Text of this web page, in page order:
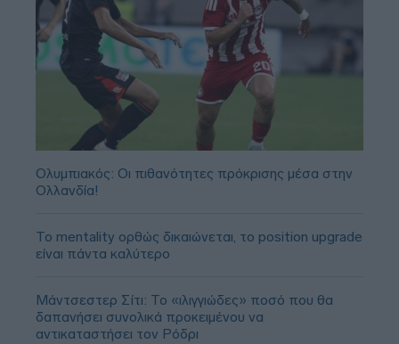
Ολυμπιακός: Οι πιθανότητες πρόκρισης μέσα στην
Ολλανδία!
Το mentality ορθώς δικαιώνεται, το position upgrade
είναι πάντα καλύτερο
Μάντσεστερ Σίτι: Το «ιλιγγιώδες» ποσό που θα
δαπανήσει συνολικά προκειμένου να
αντικαταστήσει τον Ρόδρι